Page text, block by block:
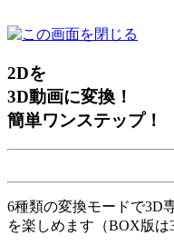
2Dを
3D動画に変換！
簡単ワンステップ！
6種類の変換モードで3D
を楽しめます（BOX版は